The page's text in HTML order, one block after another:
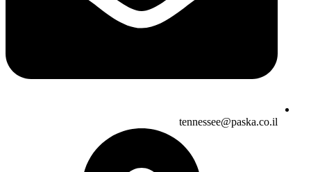
tennessee@paska.co.il